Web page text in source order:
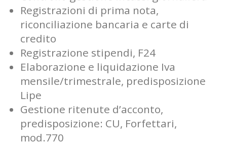
Registrazioni di prima nota,
riconciliazione bancaria e carte di
credito
Registrazione stipendi, F24
Elaborazione e liquidazione Iva
mensile/trimestrale, predisposizione
Lipe
Gestione ritenute d’acconto,
predisposizione: CU, Forfettari,
mod.770